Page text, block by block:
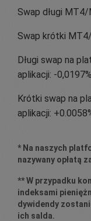
Swap długi
Swap krótki
Długi swap na
aplikacji: -
Krótki swap na
aplikacji:
* Na naszych
nazywany opłatą
** W przypadku
indeksami
dywidendy
ich salda.